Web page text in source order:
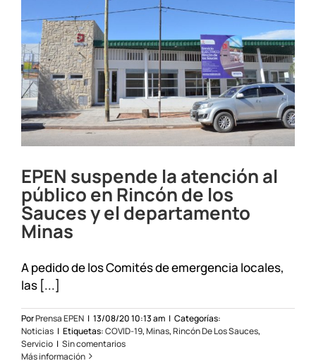
EPEN suspende la atención al
público en Rincón de los
Sauces y el departamento
Minas
A pedido de los Comités de emergencia locales,
las [...]
PorPrensa EPEN | 13/08/20 10:13 am | Categorías:
Noticias | Etiquetas:COVID-19,Minas,Rincón De Los Sauces,
Servicio | Sin comentarios
Más información